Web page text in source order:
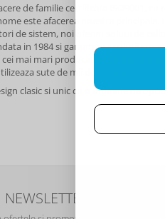
de familie certificata ISO9001,
este afacerea noastra
de sistem, noi oferim solutii de
in 1984 si garanteaza solutii
mai mari producatori pentru
sute de mii de produse
clasic si unic cu o multime de
NEWSLETTER